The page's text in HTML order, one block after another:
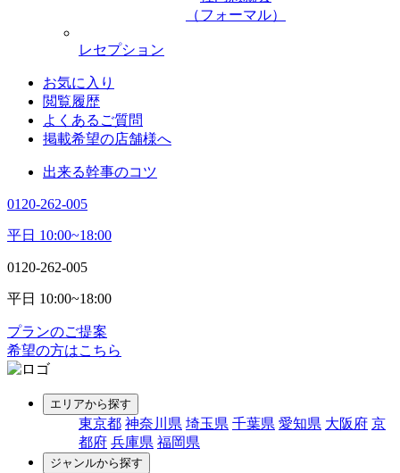
（フォーマル）
レセプション
お気に入り
閲覧履歴
よくあるご質問
掲載希望の店舗様へ
出来る幹事のコツ
0120-262-005
平日 10:00~18:00
0120-262-005
平日 10:00~18:00
プランのご提案
希望の方はこちら
エリアから探す
東京都 神奈川県 埼玉県 千葉県 愛知県 大阪府 京
都府 兵庫県 福岡県
ジャンルから探す